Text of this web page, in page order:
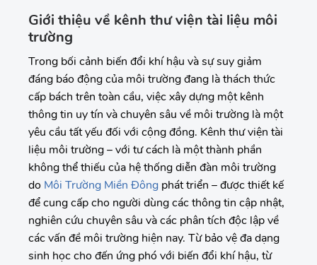
Giới thiệu về kênh thư viện tài liệu môi
trường
Trong bối cảnh biến đổi khí hậu và sự suy giảm
đáng báo động của môi trường đang là thách thức
cấp bách trên toàn cầu, việc xây dựng một kênh
thông tin uy tín và chuyên sâu về môi trường là một
yêu cầu tất yếu đối với cộng đồng. Kênh thư viện tài
liệu môi trường – với tư cách là một thành phần
không thể thiếu của hệ thống diễn đàn môi trường
do Môi Trường Miền Đông phát triển – được thiết kế
để cung cấp cho người dùng các thông tin cập nhật,
nghiên cứu chuyên sâu và các phân tích độc lập về
các vấn đề môi trường hiện nay. Từ bảo vệ đa dạng
sinh học cho đến ứng phó với biến đổi khí hậu, từ